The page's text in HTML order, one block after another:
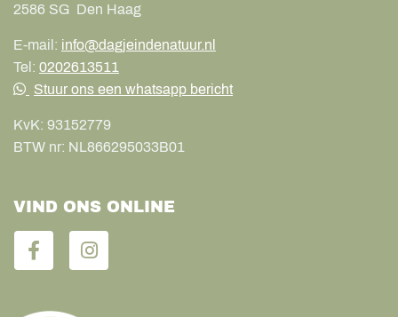
2586 SG Den Haag
E-mail: info@dagjeindenatuur.nl
Tel: 0202613511
Stuur ons een whatsapp bericht
KvK: 93152779
BTW nr: NL866295033B01
VIND ONS ONLINE